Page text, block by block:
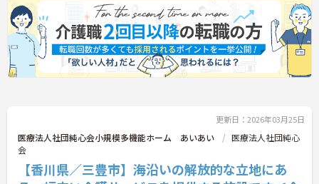
ご興味のある方には、面接対策ポイントなどさらに
詳細をお話いたしますので、お気軽にご相談くださ
い。
更新日：2026年03月25日
医療法人社団純心会小規模多機能ホーム あいあい
医療法人社団純心
会
【香川県／三豊市】海沿いの解放的な立地にあ